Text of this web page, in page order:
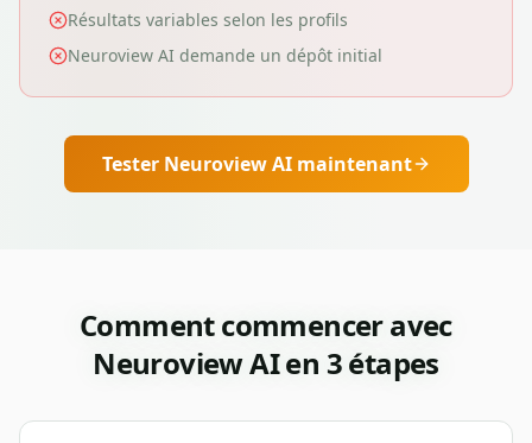
Résultats variables selon les profils
Neuroview AI demande un dépôt initial
Tester Neuroview AImaintenant
Comment commencer avec
Neuroview AIen 3 étapes